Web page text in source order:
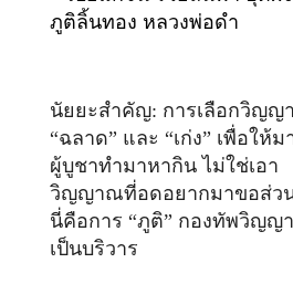
นัยยะสำคัญ: การเลือกวิญญ
“ฉลาด” และ “เก่ง” เพื่อให้ม
ผู้บูชาทำมาหากิน ไม่ใช่เอา
วิญญาณที่อดอยากมาขอส่ว
นี่คือการ “ภูติ” กองทัพวิญญ
เป็นบริวาร